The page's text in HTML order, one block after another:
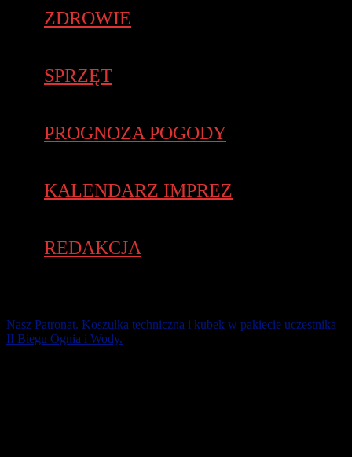
ZDROWIE
SPRZĘT
PROGNOZA POGODY
KALENDARZ IMPREZ
REDAKCJA
Nasz Patronat. Koszulka techniczna i kubek w pakiecie uczestnika
II Biegu Ognia i Wody.